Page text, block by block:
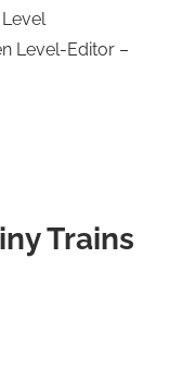
Level-Editor –
Trains